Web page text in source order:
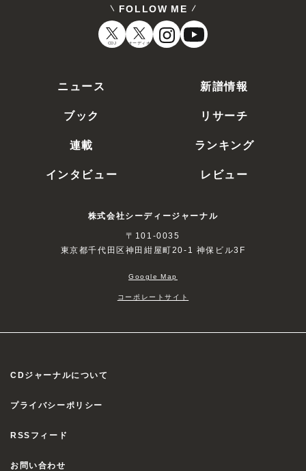
FOLLOW ME
CDJ オーディオ
ニュース
新譜情報
ブック
リサーチ
連載
ランキング
インタビュー
レビュー
株式会社シーディージャーナル
〒101-0035
東京都千代田区神田紺屋町20-1 神保ビル3F
Google Map
コーポレートサイト
CDジャーナルについて
プライバシーポリシー
RSSフィード
お問い合わせ